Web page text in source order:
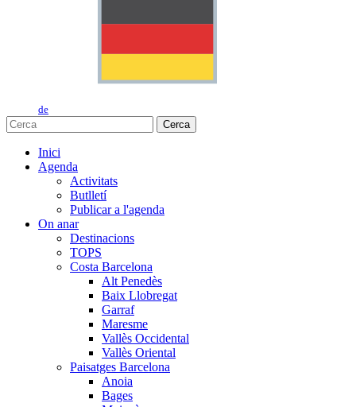
de
Cerca
Inici
Agenda
Activitats
Butlletí
Publicar a l'agenda
On anar
Destinacions
TOPS
Costa Barcelona
Alt Penedès
Baix Llobregat
Garraf
Maresme
Vallès Occidental
Vallès Oriental
Paisatges Barcelona
Anoia
Bages